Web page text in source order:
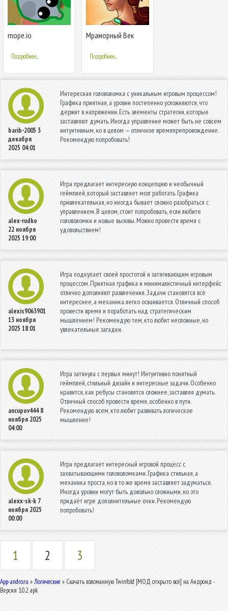
mope.io
Подробнее...
Мраморный Век
Подробнее...
barib-2005 3
декабря
2025 04:01
Интересная головоломка с уникальным игровым процессом!
Графика приятная, а уровни постепенно усложняются, что
держит в напряжении. Есть элементы стратегии, которые
заставляют думать. Иногда управление может быть не совсем
интуитивным, но в целом — отличное времяпрепровождение.
Рекомендую попробовать!
alex-rudko
22 ноября
2025 19:00
Игра предлагает интересную концепцию и необычный
геймплей, который заставляет мозг работать. Графика
привлекательная, но иногда бывает сложно разобраться с
управлением. В целом, стоит попробовать, если любите
головоломки и новые вызовы. Можно провести время с
удовольствием!
alexis9063901
13 ноября
2025 18:01
Игра подкупает своей простотой и затягивающим игровым
процессом. Приятная графика и минималистичный интерфейс
отлично дополняют развлечения. Задачи становятся всё
интереснее, а механика легко осваивается. Отличный способ
провести время и поработать над стратегическим
мышлением! Рекомендую тем, кто любит несложные, но
увлекательные загадки.
ancupov444 8
ноября 2025
04:00
Игра затянула с первых минут! Интуитивно понятный
геймплей, стильный дизайн и интересные задачи. Особенно
нравится, как ребусы становятся сложнее, заставляя думать.
Отличный способ провести время, особенно в пути.
Рекомендую всем, кто любит развивать логическое
мышление!
alexx-sk-k 7
ноября 2025
00:00
Игра предлагает интересный игровой процесс с
захватывающими головоломками. Графика стильная, а
механика проста, но в то же время заставляет задуматься.
Иногда уровни могут быть довольно сложными, но это
придаёт игре дополнительные очки. Рекомендую
попробовать!
1 2 3
App-andro.ru »Логические » Скачать взломанную Twinfold [МОД открыто все] на Андроид -
Версия 1.0.2 apk